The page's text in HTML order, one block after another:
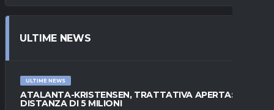
ULTIME NEWS
ULTIME NEWS
ATALANTA-KRISTENSEN, TRATTATIVA APERTA:
DISTANZA DI 5 MILIONI